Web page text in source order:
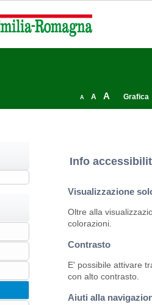
A A A Grafica
Info
Visualizzazione
Oltre alla
colorazioni.
Contrasto
E' possibile attivare
con alto contrasto.
Aiuti alla